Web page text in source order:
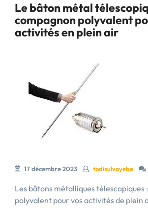
Le bâton métal
compagnon polyvalent
activités en plein air
17 décembre 2023 todisulvoyebe
Les bâtons métalliques télescopiques
polyvalent pour vos activités de plein